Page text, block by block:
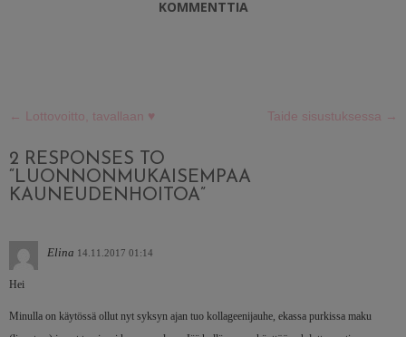
KOMMENTTIA
← Lottovoitto, tavallaan ♥ Taide sisustuksessa →
2 RESPONSES TO
“LUONNONMUKAISEMPAA
KAUNEUDENHOITOA”
Elina 14.11.2017 01:14
Hei
Minulla on käytössä ollut nyt syksyn ajan tuo kollageenijauhe, ekassa purkissa maku